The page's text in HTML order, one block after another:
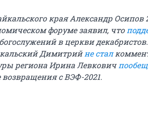
края Александр
форуме заявил, что
в церкви
Димитрий не стал
региона Ирина Левкович
с ВЭФ-2021.